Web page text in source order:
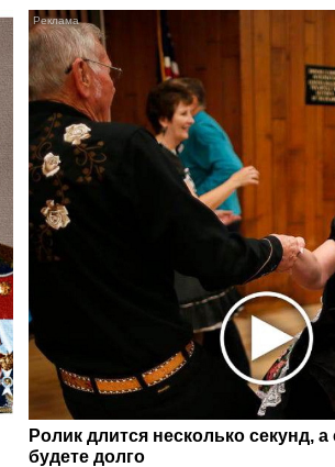
Ролик длится несколько секунд,
будете долго